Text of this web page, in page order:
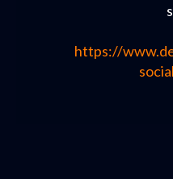
https://